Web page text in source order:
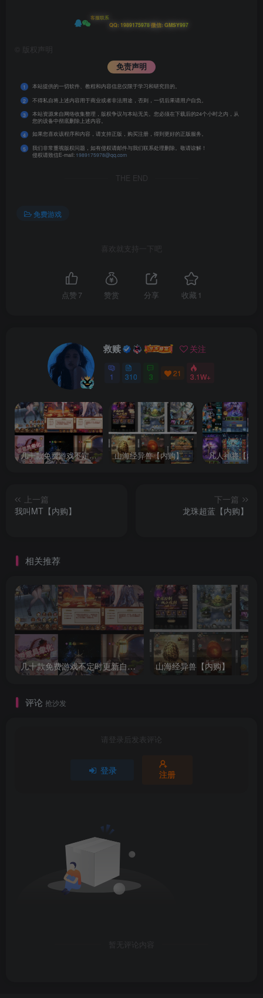
客服联系
QQ: 1989175978微信: GMSY997
版权声明
免责声明
1 本站提供的一切软件、教程和内容信息仅限于学习和研究目的。
2 不得私自将上述内容用于商业或者非法用途，否则，一切后果请用户自负。
3
本站资源来自网络收集整理，版权争议与本站无关。您必须在下载后的24个小时之内，从
您的设备中彻底删除上述内容。
4
如果您喜欢该程序和内容，请支持正版，购买注册，得到更好的正版服务。
5
我们非常重视版权问题，如有侵权请邮件与我们联系处理删除。敬请谅解！
侵权请致信E-mail: 1989175978@qq.com
THE END
免费游戏
喜欢就支持一下吧
点赞 7 赞赏 分享 收藏 1
救赎 关注
1 310 3 21 3.1W+
几十款免费游戏不定时更新自行测试 山海经异兽【内购】 凡人神将【内
上一篇
我叫MT【内购】
下一篇
龙珠超蓝【内购】
相关推荐
几十款免费游戏不定时更新自行测试 山海经异兽【内购】
评论 抢沙发
请登录后发表评论
登录 注册
暂无评论内容